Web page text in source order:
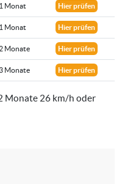
1 Monat Hier prüfen
1 Monat Hier prüfen
2 Monate Hier prüfen
3 Monate Hier prüfen
Monate 26 km/h oder